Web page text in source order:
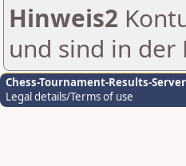
Hinweis2
und sind in
Chess-Tournament-Results-Server
Legal details/Terms of use